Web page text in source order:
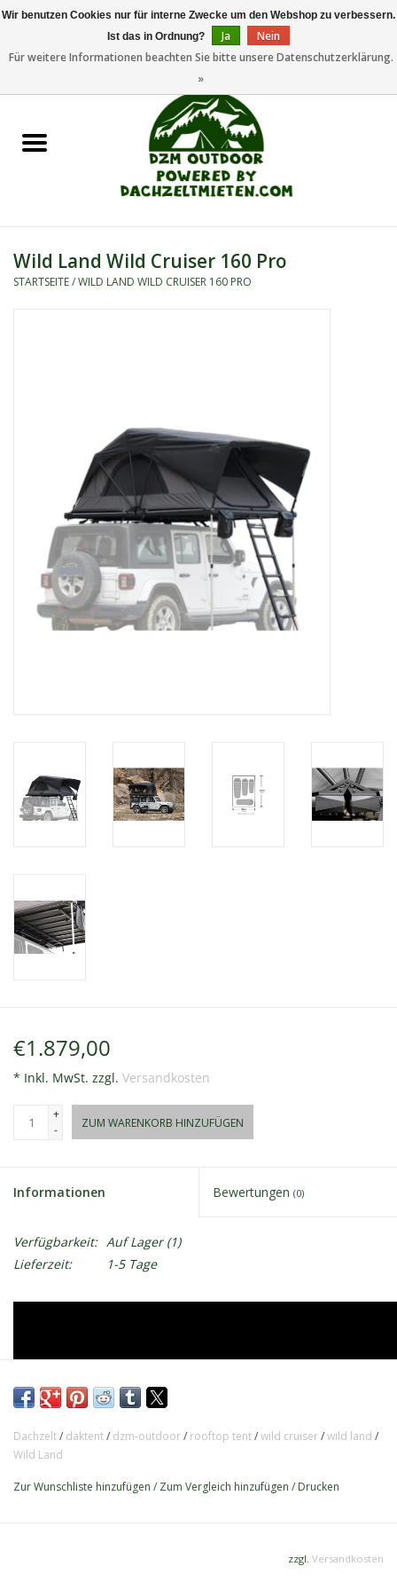
Dachzeltanhänger
Camping/Outdoor
Dachzelt Mieten
Wild Land Wild Cruiser 160 Pro
STARTSEITE/WILD LAND WILD CRUISER 160 PRO
€1.879,00
* Inkl. MwSt. zzgl. Versandkosten
+
-
ZUM WARENKORB HINZUFÜGEN
Informationen Bewertungen (0)
Verfügbarkeit: Auf Lager(1)
Lieferzeit:
1-5 Tage
Dachzelt/ daktent/ dzm-outdoor/ rooftop tent/wild cruiser/wild land /
Wild Land
Zur Wunschliste hinzufügen / Zum Vergleich hinzufügen / Drucken
zzgl. Versandkosten
Wir benutzen Cookies nur für interne Zwecke um den Webshop zu verbessern.
Ist das in Ordnung?
Ja
Nein
Für weitere Informationen beachten Sie bitte unsere Datenschutzerklärung.
»